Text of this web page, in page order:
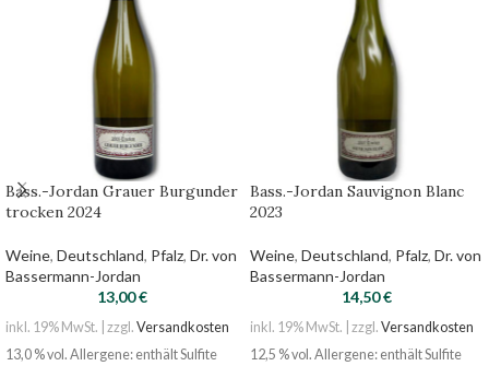
Bass.-Jordan Grauer Burgunder
trocken 2024
Weine, Deutschland, Pfalz, Dr. von
Bassermann-Jordan
13,00€
inkl. 19% MwSt. | zzgl. Versandkosten
13,0 % vol. Allergene: enthält Sulfite
Bass.-Jordan Sauvignon Blanc
2023
Weine, Deutschland, Pfalz, Dr. von
Bassermann-Jordan
14,50€
inkl. 19% MwSt. | zzgl. Versandkosten
12,5 % vol. Allergene: enthält Sulfite